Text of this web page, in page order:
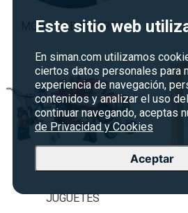
Este sitio web
En siman.com utilizamos
ciertos datos personales para
experiencia de navegación,
contenidos y analizar el uso
continuar navegando, aceptas
de Privacidad y Cookies
Aceptar
MODA CABALLEROS
JUGUETES